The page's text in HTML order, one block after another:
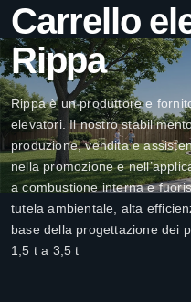
Carrello
Rippa
Rippa è un produttore e
elevatori. Il nostro
produzione, vendita e
nella promozione e
a combustione interna e
tutela ambientale, alta
base della progettazione dei
1,5 t a 3,5 t